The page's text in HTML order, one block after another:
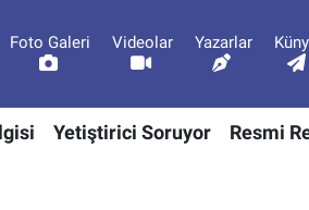
Foto Galeri Videolar Yazarlar
Yetiştirici Soruyor Resmi